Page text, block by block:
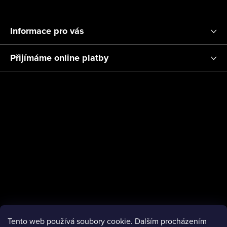
Tento web používá soubory cookie. Dalším procházením
u
p
t
Informace pro vás
Přijímáme online platby